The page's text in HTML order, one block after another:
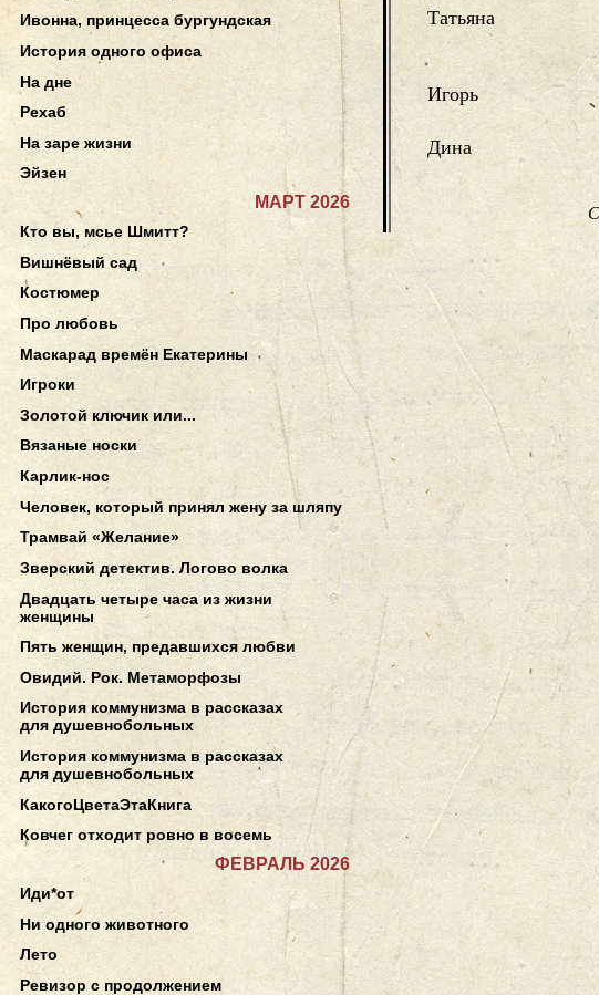
Татьяна
Игорь
Дина
Ивонна, принцесса бургундская
История одного офиса
На дне
Рехаб
На заре жизни
Эйзен
МАРТ 2026
Кто вы, мсье Шмитт?
Вишнёвый сад
Костюмер
Про любовь
Маскарад времён Екатерины
Игроки
Золотой ключик или...
Вязаные носки
Карлик-нос
Человек, который принял жену за шляпу
Трамвай «Желание»
Зверский детектив. Логово волка
Двадцать четыре часа из жизни
женщины
Пять женщин, предавшихся любви
Овидий. Рок. Метаморфозы
История коммунизма в рассказах
для душевнобольных
История коммунизма в рассказах
для душевнобольных
КакогоЦветаЭтаКнига
Ковчег отходит ровно в восемь
ФЕВРАЛЬ 2026
Иди*от
Ни одного животного
Лето
Ревизор с продолжением